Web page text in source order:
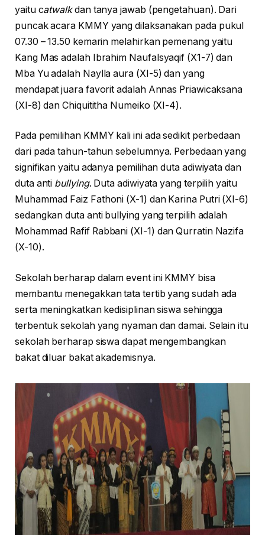
yaitu catwalkdan tanya jawab (pengetahuan). Dari
puncak acara KMMY yang dilaksanakan pada pukul
07.30 – 13.50 kemarin melahirkan pemenang yaitu
Kang Mas adalah Ibrahim Naufalsyaqif (X1-7) dan
Mba Yu adalah Naylla aura (XI-5) dan yang
mendapat juara favorit adalah Annas Priawicaksana
(XI-8) dan Chiquititha Numeiko (XI-4).
Pada pemilihan KMMY kali ini ada sedikit perbedaan
dari pada tahun-tahun sebelumnya. Perbedaan yang
signifikan yaitu adanya pemilihan duta adiwiyata dan
duta anti bullying. Duta adiwiyata yang terpilih yaitu
Muhammad Faiz Fathoni (X-1) dan Karina Putri (XI-6)
sedangkan duta anti bullying yang terpilih adalah
Mohammad Rafif Rabbani (XI-1) dan Qurratin Nazifa
(X-10).
Sekolah berharap dalam event ini KMMY bisa
membantu menegakkan tata tertib yang sudah ada
serta meningkatkan kedisiplinan siswa sehingga
terbentuk sekolah yang nyaman dan damai. Selain itu
sekolah berharap siswa dapat mengembangkan
bakat diluar bakat akademisnya.